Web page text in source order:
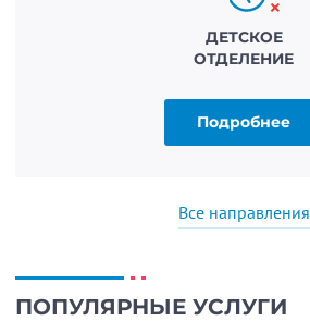
Все направления
ДЕТСКОЕ
ОТДЕЛЕНИЕ
Подробнее
ПОПУЛЯРНЫЕ УСЛУГИ